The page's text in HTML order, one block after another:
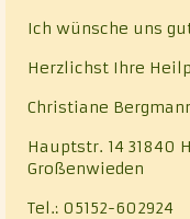
Ich wünsche uns
Herzlichst Ihre
Christiane
Hauptstr. 14 31840
Großenwieden
Tel.: 05152-602924